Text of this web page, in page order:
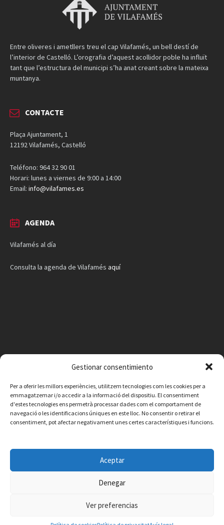
Gestionar consentimiento
Per a oferir les millors experiències, utilitzem tecnologies com les cookies per a
emmagatzemar i/o accedir a la informació del dispositiu. El consentiment
d'estes tecnologies ens permetrà processar dades com el comportament de
navegació o les identificacions úniques en este lloc. No consentir o retirar el
consentiment, pot afectar negativament unes certes característiques i funcions.
Aceptar
Denegar
Ver preferencias
Entre oliveres i ametllers treu el cap Vilafamés, un bell destí de
l’interior de Castelló. L’orografia d’aquest acollidor poble ha influït
tant que l’estructura del municipi s’ha anat creant sobre la mateixa
muntanya.
CONTACTE
Plaça Ajuntament, 1
12192 Vilafamés, Castelló
Teléfono: 964 32 90 01
Horari: lunes a viernes de 9:00 a 14:00
Email: info@vilafames.es
AGENDA
Vilafamés al día
Consulta la agenda de Vilafamés aquí
Política de privacitat
© 2026 Ajuntament de Vilafamés - Desarrollada por